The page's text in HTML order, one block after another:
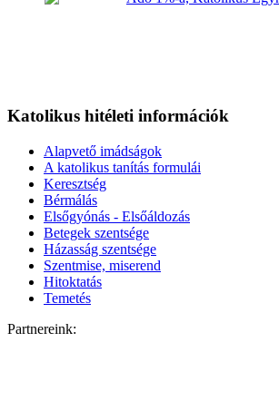
Katolikus hitéleti információk
Alapvető imádságok
A katolikus tanítás formulái
Keresztség
Bérmálás
Elsőgyónás - Elsőáldozás
Betegek szentsége
Házasság szentsége
Szentmise, miserend
Hitoktatás
Temetés
Partnereink: